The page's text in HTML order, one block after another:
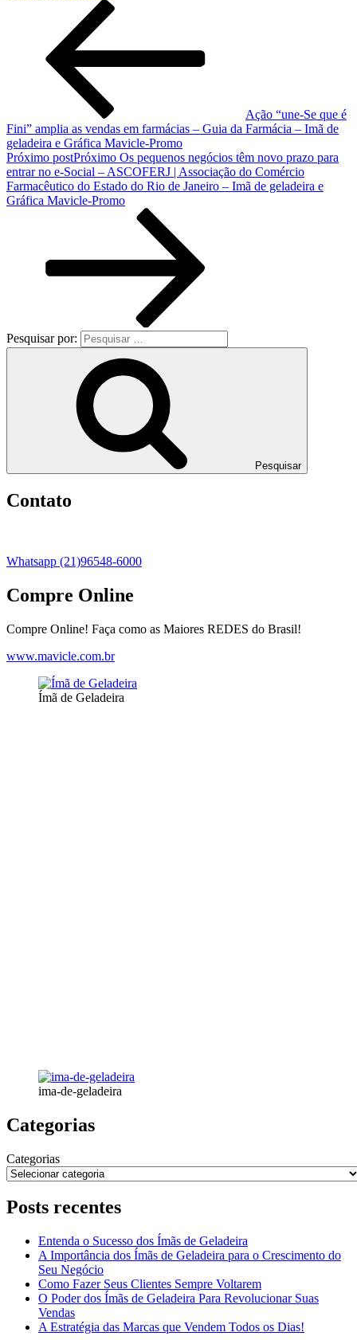
Ação “une-Se que é
Fini” amplia as vendas em farmácias – Guia da Farmácia – Imã de
geladeira e Gráfica Mavicle-Promo
Próximo postPróximo Os pequenos negócios têm novo prazo para
entrar no e-Social – ASCOFERJ | Associação do Comércio
Farmacêutico do Estado do Rio de Janeiro – Imã de geladeira e
Gráfica Mavicle-Promo
Pesquisar por:
Pesquisar
Contato
Whatsapp (21)96548-6000
Compre Online
Compre Online! Faça como as Maiores REDES do Brasil!
www.mavicle.com.br
Ímã de Geladeira
ima-de-geladeira
Categorias
Categorias
Posts recentes
Entenda o Sucesso dos Ímãs de Geladeira
A Importância dos Ímãs de Geladeira para o Crescimento do
Seu Negócio
Como Fazer Seus Clientes Sempre Voltarem
O Poder dos Ímãs de Geladeira Para Revolucionar Suas
Vendas
A Estratégia das Marcas que Vendem Todos os Dias!